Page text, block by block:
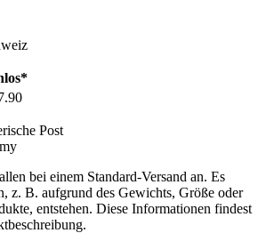
bei einem Standard-Versand an. Es
z. B. aufgrund des Gewichts, Größe oder
entstehen. Diese Informationen findest